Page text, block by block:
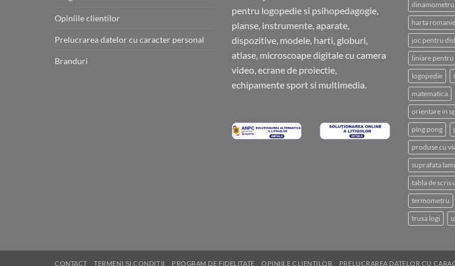
Opiniile clientilor
Prelucrarea datelor cu caracter personal
Branduri
pentru logopedie si psihopedagogie,
planse, instrumente, aparate,
dispozitive, modele, harti, globuri,
atlase, microscoape digitale cu camera
video, ecrane de proiectie,
echipamente sport si multimedia.
dinamometru
harta
joc pentru
liniare
logopedie
matematica
orientare in
ping pong
produse cu
suprafata
tabla de scris
termometru
trusa logi
CONTACT TERMENI ȘI CONDIȚII PROGRAM DE FIDELITATE OPINIILE CLIENTILOR PRELUCRAREA DATELOR CU